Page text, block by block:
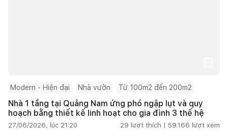
Modern - Hiện đại Nhà vườn Từ 100m2 đến 200m2
Nhà 1 tầng tại Quảng Nam ứng phó ngập lụt và quy
hoạch bằng thiết kế linh hoạt cho gia đình 3 thế hệ
27/06/2026, lúc 21:20 29 lượt thích | 59.166 lượt xem